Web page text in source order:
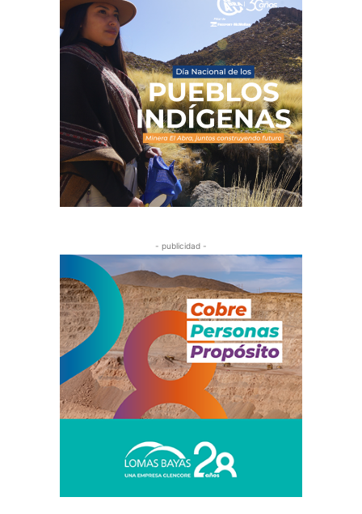
- publicidad -